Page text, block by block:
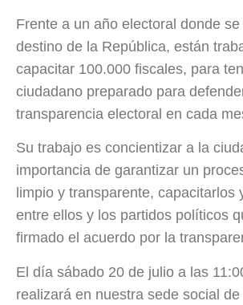
Frente a un año electoral donde
destino de la República, están
capacitar 100.000 fiscales, para
ciudadano preparado para
transparencia electoral en cada
Su trabajo es concientizar a la
importancia de garantizar un
limpio y transparente, capacitarlos
entre ellos y los partidos políticos
firmado el acuerdo por la
El día sábado 20 de julio a las
realizará en nuestra sede social